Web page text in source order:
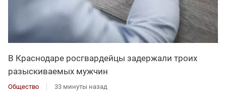
В Краснодаре росгвардейцы задержали троих
разыскиваемых мужчин
Общество 33 минуты назад